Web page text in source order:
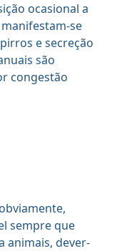
ocasional a
se
e secreção
são
congestão
sempre que
animais, dever-